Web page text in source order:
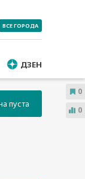
ВСЕ ГОРОДА
ДЗЕН
пуста
0
0